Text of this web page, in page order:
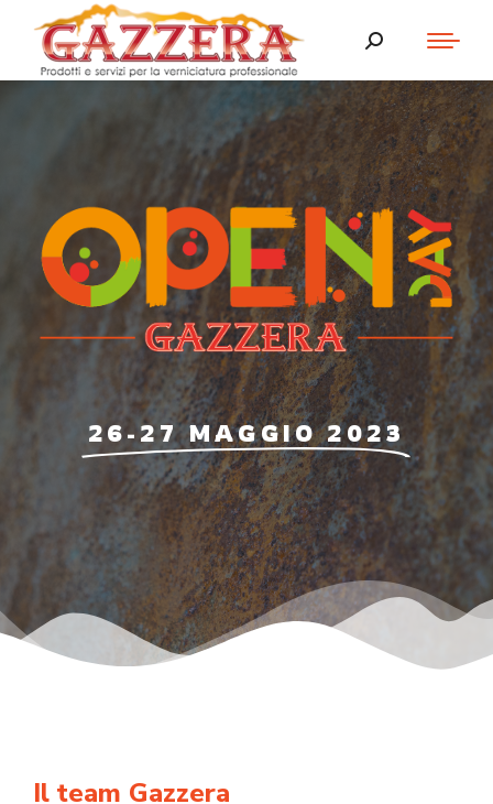
26-27 MAGGIO 2023
Il team Gazzera